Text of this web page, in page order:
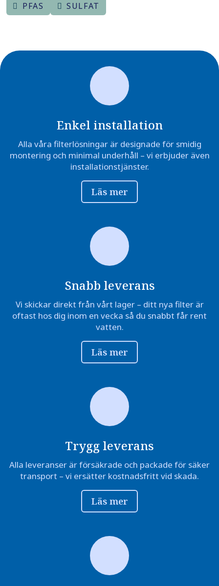
PFAS
SULFAT
Enkel installation
Alla våra filterlösningar är designade för smidig
montering och minimal underhåll – vi erbjuder även
installationstjänster.
Läs mer
Snabb leverans
Vi skickar direkt från vårt lager – ditt nya filter är
oftast hos dig inom en vecka så du snabbt får rent
vatten.
Läs mer
Trygg leverans
Alla leveranser är försäkrade och packade för säker
transport – vi ersätter kostnadsfritt vid skada.
Läs mer